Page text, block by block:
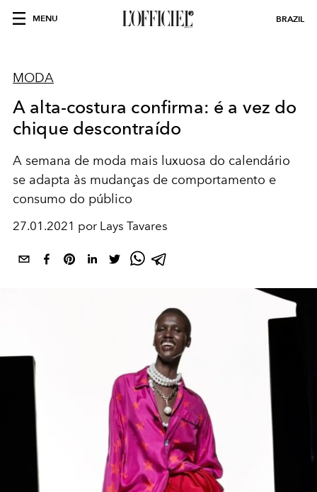
MENU BRAZIL
MODA
A alta-costura confirma: é a vez do
chique descontraído
A semana de moda mais luxuosa do calendário
se adapta às mudanças de comportamento e
consumo do público
27.01.2021 por Lays Tavares